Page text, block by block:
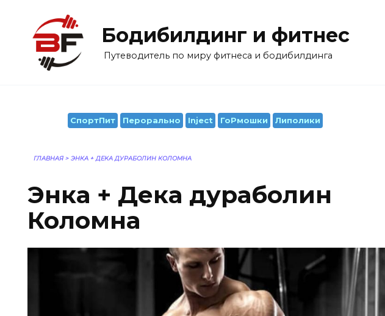
содержанию
Бодибилдинг и фитнес
Путеводитель по миру фитнеса и бодибилдинга
СпортПит Перорально Inject ГоРмошки Липолики
ГЛАВНАЯ > ЭНКА + ДЕКА ДУРАБОЛИН КОЛОМНА
Энка + Дека дураболин
Коломна